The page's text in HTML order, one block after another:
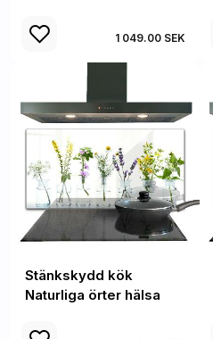
1 049.00 SEK
Stänkskydd kök
Naturliga örter hälsa